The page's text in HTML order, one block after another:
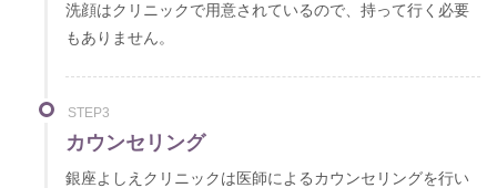
洗顔はクリニックで用意されているので、持って行く必要
もありません。
STEP3
カウンセリング
銀座よしえクリニックは医師によるカウンセリングを行い